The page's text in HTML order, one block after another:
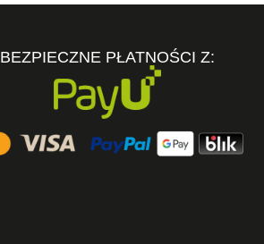
BEZPIECZNE PŁATNOŚCI Z: